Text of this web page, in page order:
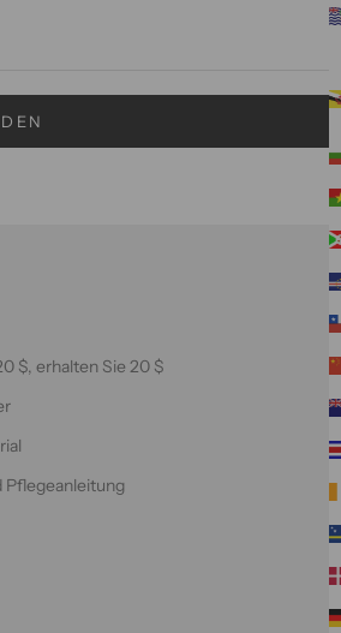
$, erhalten Sie 20 $
Pflegeanleitung